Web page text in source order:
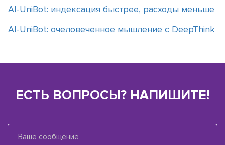
AI-UniBot: индексация быстрее, расходы меньше
AI-UniBot: очеловеченное мышление с DeepThink
ЕСТЬ ВОПРОСЫ? НАПИШИТЕ!